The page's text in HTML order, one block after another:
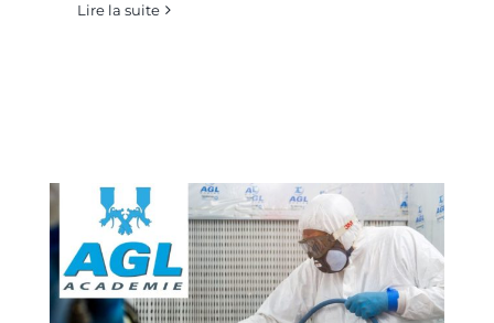
Lire la suite